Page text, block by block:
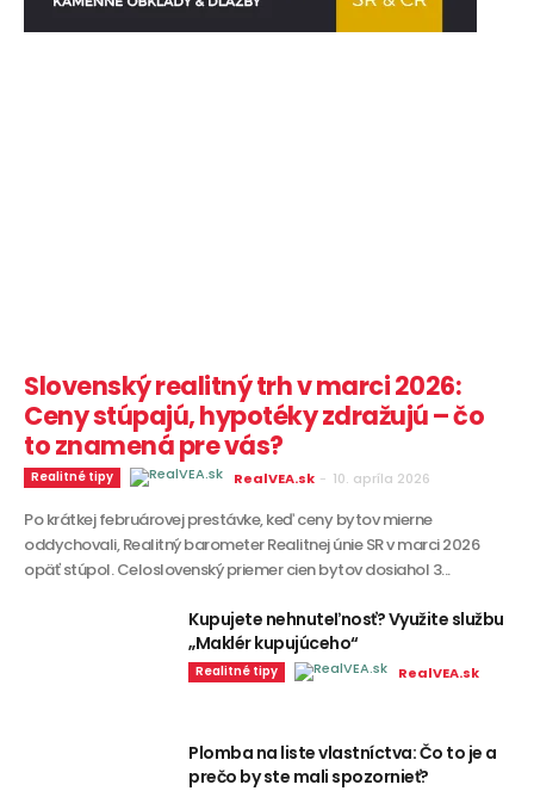
Slovenský realitný trh v marci 2026:
Ceny stúpajú, hypotéky zdražujú – čo
to znamená pre vás?
Realitné tipy RealVEA.sk - 10. apríla 2026
Po krátkej februárovej prestávke, keď ceny bytov mierne
oddychovali, Realitný barometer Realitnej únie SR v marci 2026
opäť stúpol. Celoslovenský priemer cien bytov dosiahol 3...
Kupujete nehnuteľnosť? Využite službu
„Maklér kupujúceho“
Realitné tipy RealVEA.sk
Plomba na liste vlastníctva: Čo to je a
prečo by ste mali spozornieť?